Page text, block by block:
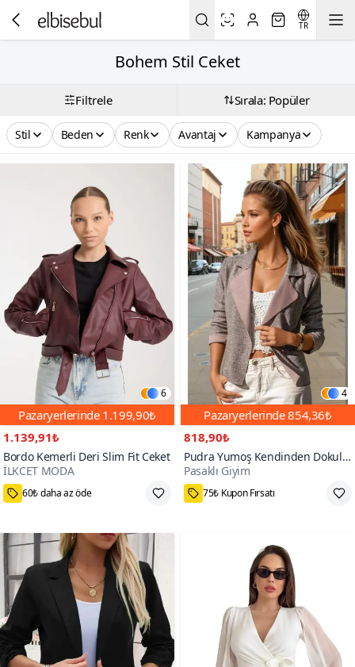
TR
Bohem Stil Ceket
Filtrele Sırala: Popüler
Stil Beden Renk Avantaj Kampanya
6
Pazaryerlerinde 1.199,90₺
1.139,91₺
Bordo Kemerli Deri Slim Fit Ceket
İLKCET MODA
M,L
4
Pazaryerlerinde854,36₺
818,90₺
Pudra Yumoş Kendinden Dokulu
Uzun Kollu Triko Hırka Ceket
Pasaklı Giyim
35₺ daha az öde